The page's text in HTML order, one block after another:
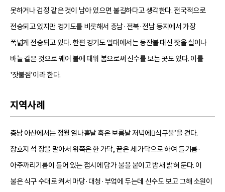
못하거나 검정 같은 것이 남아 있으면 불길하다고 생각한다. 전국적으로
전승되고 있지만 경기도를 비롯해서 충남·전북·전남 등지에서 가장
폭넓게 전승되고 있다. 한편 경기도 일대에서는 등잔불 대신 잣을 실이나
바늘 같은 것으로 꿰어 불에 태워 봄으로써 신수를 보는 곳도 있다. 이를
'잣불점’이라 한다.
지역사례
충남 아산에서는 정월 열나흗날 혹은 보름날 저녁에󰡐식구불’을 켠다.
창호지 석 장을 말아서 위쪽은 한 가닥, 끝은 세 가닥으로 하여 들기름·
아주까리기름이 들어 있는 접시에 담가 불을 붙이고 밤새 밝혀 둔다. 이
불은 식구 수대로 켜서 마당·대청·부엌에 두는데 신수도 보고 그해 소원이